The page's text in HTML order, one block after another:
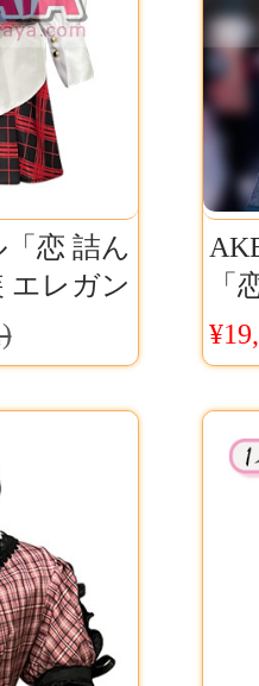
恋 詰ん
エレガン
ック柄
「
高